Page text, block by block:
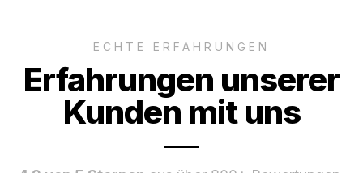
ECHTE ERFAHRUNGEN
Erfahrungen unserer
Kunden mit uns